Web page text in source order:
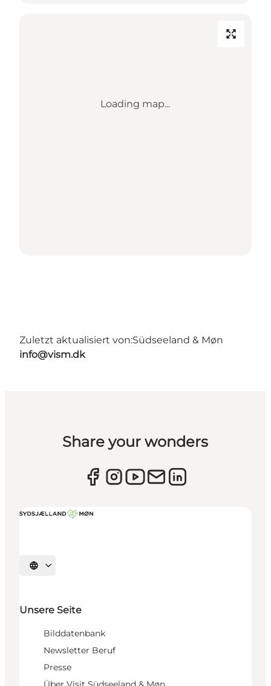
Loading map...
Zuletzt aktualisiert von:Südseeland & Møn
info@vism.dk
Share your wonders
Sprache auswählen
Unsere Seite
Bilddatenbank
Newsletter Beruf
Presse